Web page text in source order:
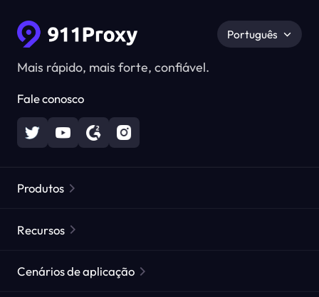
Mais rápido, mais forte, confiável.
Fale conosco
Português
Produtos
Proxies Residenciais Estáticos
Recursos
Cenários de aplicação